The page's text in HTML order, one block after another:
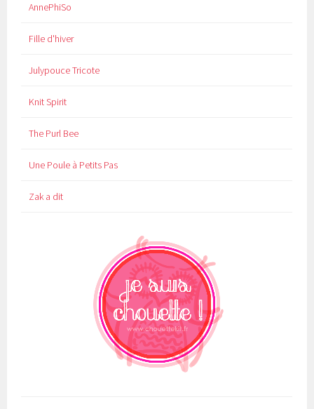
AnnePhiSo
Fille d'hiver
Julypouce Tricote
Knit Spirit
The Purl Bee
Une Poule à Petits Pas
Zak a dit